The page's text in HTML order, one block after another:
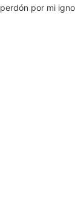
perdón por mi